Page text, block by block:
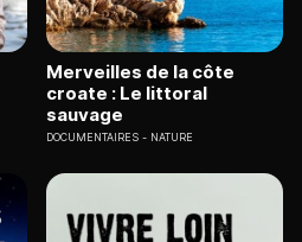
Merveilles de la côte
croate : Le littoral
sauvage
DOCUMENTAIRES NATURE